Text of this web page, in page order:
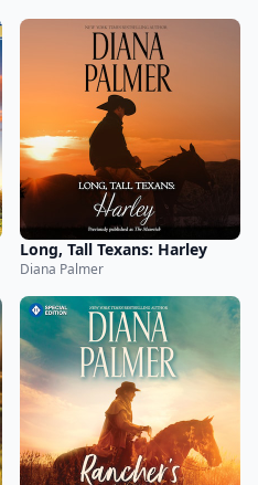
Long, Tall Texans: Harley
Diana Palmer